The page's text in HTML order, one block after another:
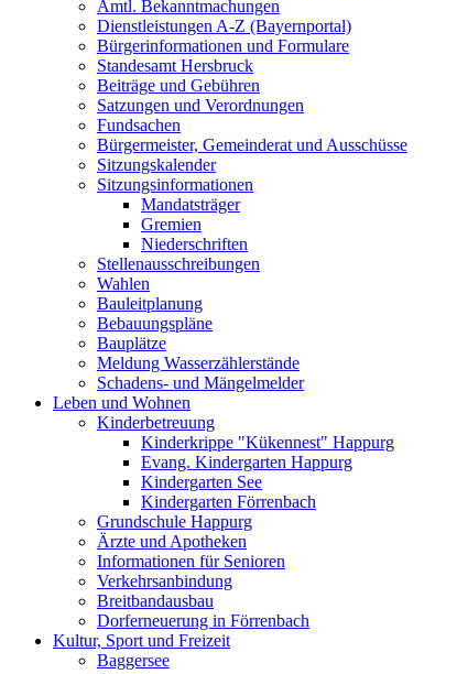
Amtl. Bekanntmachungen
Dienstleistungen A-Z (Bayernportal)
Bürgerinformationen und Formulare
Standesamt Hersbruck
Beiträge und Gebühren
Satzungen und Verordnungen
Fundsachen
Bürgermeister, Gemeinderat und Ausschüsse
Sitzungskalender
Sitzungsinformationen
Mandatsträger
Gremien
Niederschriften
Stellenausschreibungen
Wahlen
Bauleitplanung
Bebauungspläne
Bauplätze
Meldung Wasserzählerstände
Schadens- und Mängelmelder
Leben und Wohnen
Kinderbetreuung
Kinderkrippe "Kükennest" Happurg
Evang. Kindergarten Happurg
Kindergarten See
Kindergarten Förrenbach
Grundschule Happurg
Ärzte und Apotheken
Informationen für Senioren
Verkehrsanbindung
Breitbandausbau
Dorferneuerung in Förrenbach
Kultur, Sport und Freizeit
Baggersee